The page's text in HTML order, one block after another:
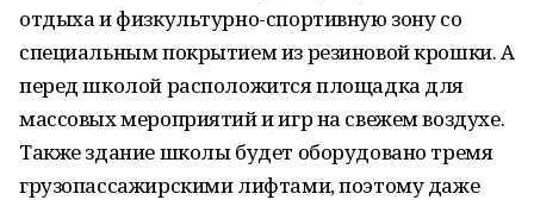
отдыха и физкультурно-спортивную зону со
специальным покрытием из резиновой крошки. А
перед школой расположится площадка для
массовых мероприятий и игр на свежем воздухе.
Также здание школы будет оборудовано тремя
грузопассажирскими лифтами, поэтому даже